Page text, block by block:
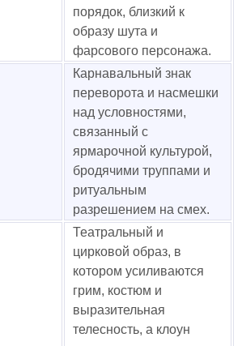
порядок, близкий к
образу шута и
фарсового персонажа.
Карнавальный знак
переворота и насмешки
над условностями,
связанный с
ярмарочной культурой,
бродячими труппами и
ритуальным
разрешением на смех.
Театральный и
цирковой образ, в
котором усиливаются
грим, костюм и
выразительная
телесность, а клоун